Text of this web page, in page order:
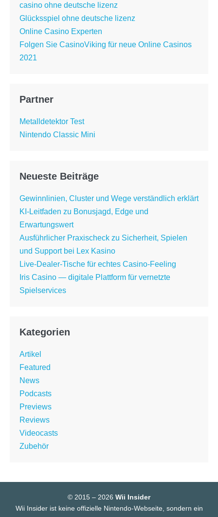
casino ohne deutsche lizenz
Glücksspiel ohne deutsche lizenz
Online Casino Experten
Folgen Sie CasinoViking für neue Online Casinos
2021
Partner
Metalldetektor Test
Nintendo Classic Mini
Neueste Beiträge
Gewinnlinien, Cluster und Wege verständlich erklärt
KI-Leitfaden zu Bonusjagd, Edge und
Erwartungswert
Ausführlicher Praxischeck zu Sicherheit, Spielen
und Support bei Lex Kasino
Live-Dealer-Tische für echtes Casino-Feeling
Iris Casino — digitale Plattform für vernetzte
Spielservices
Kategorien
Artikel
Featured
News
Podcasts
Previews
Reviews
Videocasts
Zubehör
© 2015 – 2026 Wii Insider
Wii Insider ist keine offizielle Nintendo-Webseite, sondern ein